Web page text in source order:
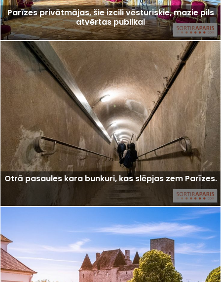
Parīzes privātmājas, šie izcili vēsturiskie, mazie pils
atvērtas publikai
Otrā pasaules kara bunkuri, kas slēpjas zem Parīzes.